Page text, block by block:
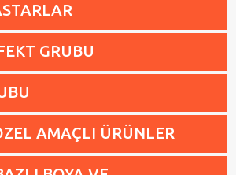
GRUBU
AMAÇLI ÜRÜNLER